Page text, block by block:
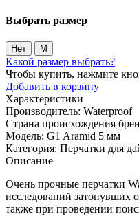
Выбрать размер
Нет M
Какой размер выбрать?
Чтобы купить, нажмите
Добавить в корзину
Характеристики
Производитель: Waterproof
Страна происхождения
Модель: G1 Aramid 5 мм
Категория: Перчатки для
Описание
Очень прочные перчатки
исследований затонувших
также при проведении